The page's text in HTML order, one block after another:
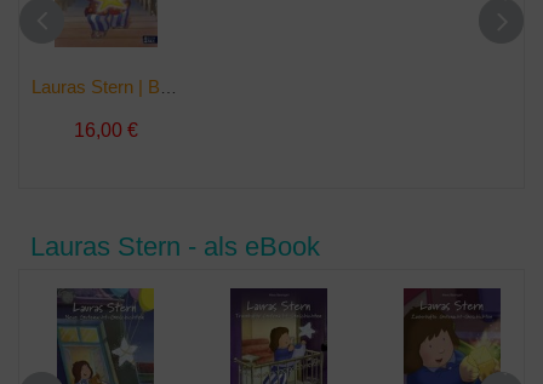
16,00 €
Lauras Stern - als eBook